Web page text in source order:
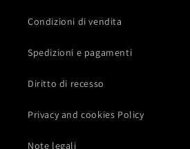
Condizioni di vendita
Spedizioni e pagamenti
Diritto di recesso
Privacy and cookies Policy
Note legali